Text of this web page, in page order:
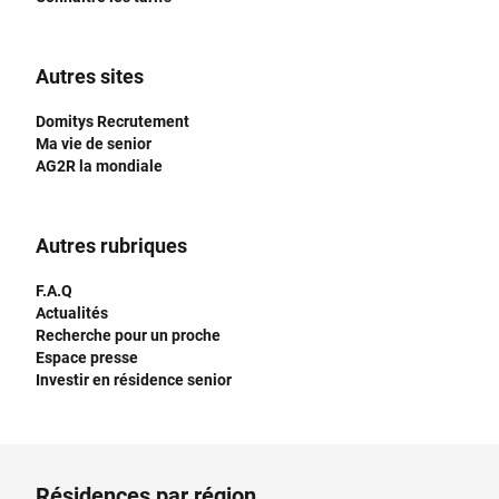
Autres sites
Domitys Recrutement
Ma vie de senior
AG2R la mondiale
Autres rubriques
F.A.Q
Actualités
Recherche pour un proche
Espace presse
Investir en résidence senior